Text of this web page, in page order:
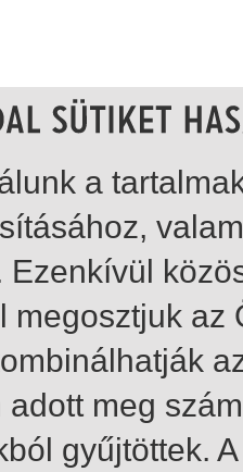
a
Ezenkívül
megosztjuk
adott meg
gyűjtöttek.